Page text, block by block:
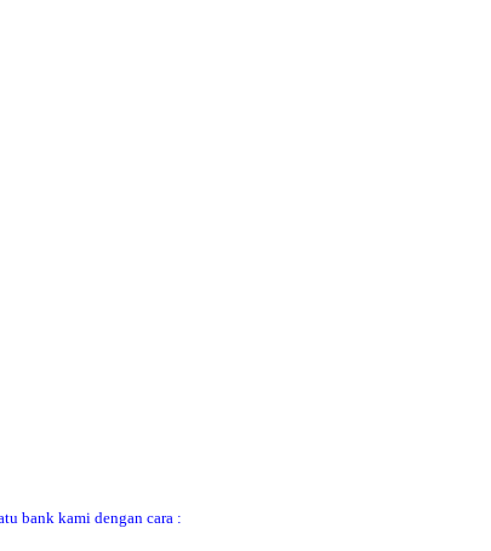
bank kami dengan cara :